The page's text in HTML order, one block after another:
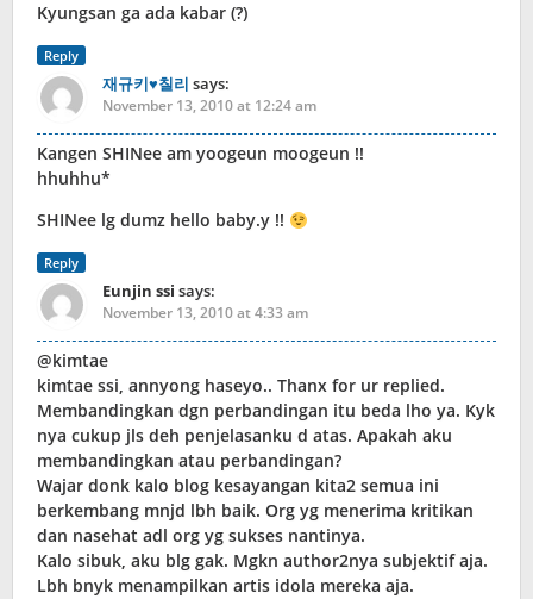
Kyungsan ga ada kabar (?)
Reply
재규키♥칠리 says:
November 13, 2010 at 12:24 am
Kangen SHINee am yoogeun moogeun !!
hhuhhu*
SHINee lg dumz hello baby.y !!
Reply
Eunjin ssi says:
November 13, 2010 at 4:33 am
@kimtae
kimtae ssi, annyong haseyo.. Thanx for ur replied.
Membandingkan dgn perbandingan itu beda lho ya. Kyk
nya cukup jls deh penjelasanku d atas. Apakah aku
membandingkan atau perbandingan?
Wajar donk kalo blog kesayangan kita2 semua ini
berkembang mnjd lbh baik. Org yg menerima kritikan
dan nasehat adl org yg sukses nantinya.
Kalo sibuk, aku blg gak. Mgkn author2nya subjektif aja.
Lbh bnyk menampilkan artis idola mereka aja.